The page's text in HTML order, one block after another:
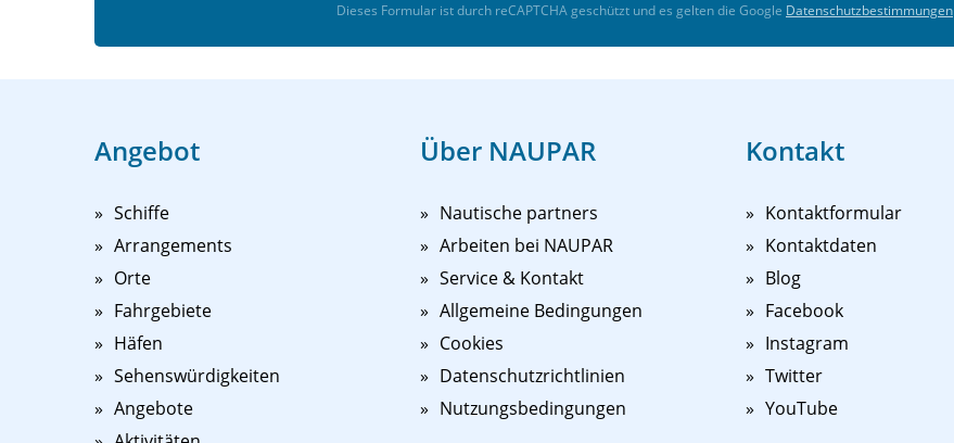
Dieses Formular ist durch reCAPTCHA geschützt und es gelten die Google Datenschutzbestimmungen
Angebot
Schiffe
Arrangements
Orte
Fahrgebiete
Häfen
Sehenswürdigkeiten
Angebote
Über NAUPAR
Nautische partners
Arbeiten bei NAUPAR
Service & Kontakt
Allgemeine Bedingungen
Cookies
Datenschutzrichtlinien
Nutzungsbedingungen
Kontakt
Kontaktformular
Kontaktdaten
Blog
Facebook
Instagram
Twitter
YouTube